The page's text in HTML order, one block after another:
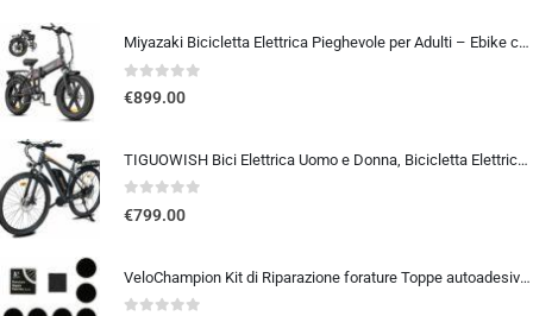
Miyazaki Bicicletta Elettrica Pieghevole per Adulti – Ebike con Motore Brushless – Batteria Rimovibile 48V 14Ah – Bicicletta
0out of 5
€899.00
TIGUOWISH Bici Elettrica Uomo e Donna, Bicicletta Elettrica 29 Pollici con Motore Posteriore 250W, Autonomia fino a 90 km,…
0out of 5
€799.00
VeloChampion Kit di Riparazione forature Toppe autoadesive per Pneumatici da Bici per Strada, MTB, BMX, ebike | per forature